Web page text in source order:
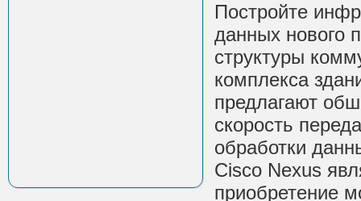
Постройте
данных нового
структуры
комплекса
предлагают
скорость
обработки
Cisco Nexus
приобретение